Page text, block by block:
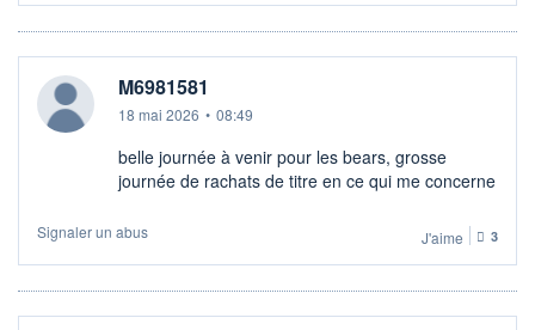
M6981581
18 mai 2026 • 08:49
belle journée à venir pour les bears, grosse
journée de rachats de titre en ce qui me concerne
Signaler un abus J'aime 3